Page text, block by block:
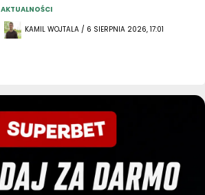
AKTUALNOŚCI
KAMIL WOJTALA / 6 SIERPNIA 2026, 17:01